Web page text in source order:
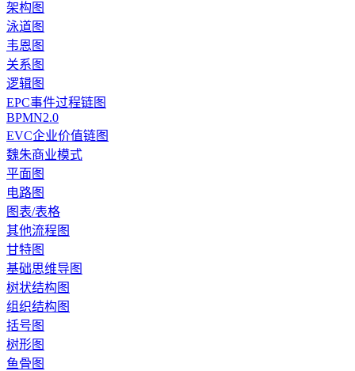
架构图
泳道图
韦恩图
关系图
逻辑图
EPC事件过程链图
BPMN2.0
EVC企业价值链图
魏朱商业模式
平面图
电路图
图表/表格
其他流程图
甘特图
基础思维导图
树状结构图
组织结构图
括号图
树形图
鱼骨图